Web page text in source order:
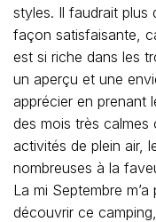
styles. Il faudrait plus
façon satisfaisante,
est si riche dans les
un aperçu et une
apprécier en prenant
des mois très calmes
activités de plein air,
nombreuses à la
La mi Septembre
découvrir ce